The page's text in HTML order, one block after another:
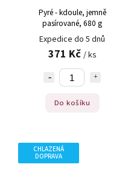
Pyré - kdoule, jemně
pasírované, 680 g
Expedice do 5 dnů
371 Kč / ks
Do košíku
CHLAZENÁ
DOPRAVA